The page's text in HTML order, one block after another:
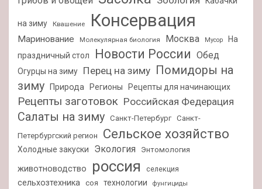
на зиму Квашение Консервация
Маринование Молекулярная биология Москва Мусор
На
праздничный стол
Новости России Обед
Огурцы на зиму Перец на зиму Помидоры на
зиму
Природа Регионы Рецепты для начинающих
Рецепты заготовок Российская Федерация
Салаты на зиму Санкт-Петербург Санкт-
Петербургский регион
Сельское хозяйство
Холодные закуски Экология Энтомология
животноводство россия селекция
сельхозтехника соя технологии фунгициды